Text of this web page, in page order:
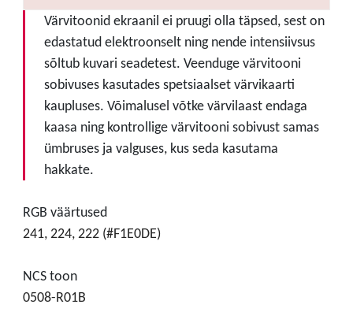
Värvitoonid ekraanil ei pruugi olla täpsed, sest on
edastatud elektroonselt ning nende intensiivsus
sõltub kuvari seadetest. Veenduge värvitooni
sobivuses kasutades spetsiaalset värvikaarti
kaupluses. Võimalusel võtke värvilaast endaga
kaasa ning kontrollige värvitooni sobivust samas
ümbruses ja valguses, kus seda kasutama
hakkate.
RGB väärtused
241, 224, 222 (#F1E0DE)
NCS toon
0508-R01B